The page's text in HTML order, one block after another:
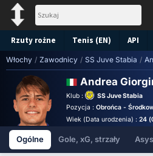
Rzuty rożne Tenis (EN) API
Włochy / Zawodnicy / SS Juve Stabia /
Andrea
Klub :
SS Juve Stabia
Pozycja : Obrońca -
Wiek (Data urodzenia) : 24
Ogólne Gole, xG, strzały